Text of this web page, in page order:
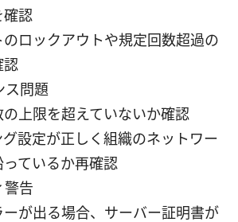
確認
のロックアウトや規定回数超過の
認
ス問題
の上限を超えていないか確認
設定が正しく組織のネットワー
っているか再確認
警告
が出る場合、サーバー証明書が